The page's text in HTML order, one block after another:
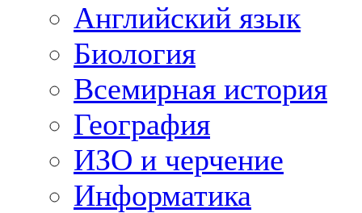
Английский язык
Биология
Всемирная история
География
ИЗО и черчение
Информатика